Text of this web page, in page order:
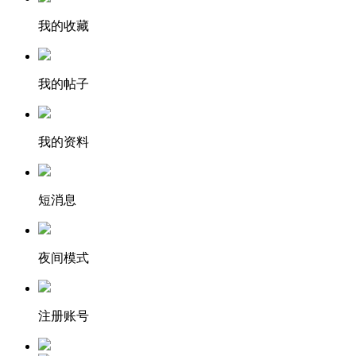
我的收藏
我的帖子
我的资料
短消息
夜间模式
注册账号